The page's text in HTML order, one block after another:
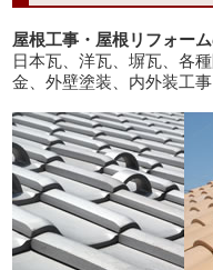
屋根工事・屋根リフォー
日本瓦、洋瓦、塀瓦、各
金、外壁塗装、内外装工事